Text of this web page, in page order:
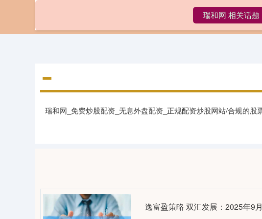
瑞和网
瑞和网_免费炒股配资_无息外盘配资_正规配资炒股网站/合规的股
瑞和网 相关话题
逸富盈策略 双汇发展：2025年9